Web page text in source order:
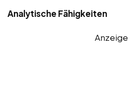
Analytische Fähigkeiten
Anzeige